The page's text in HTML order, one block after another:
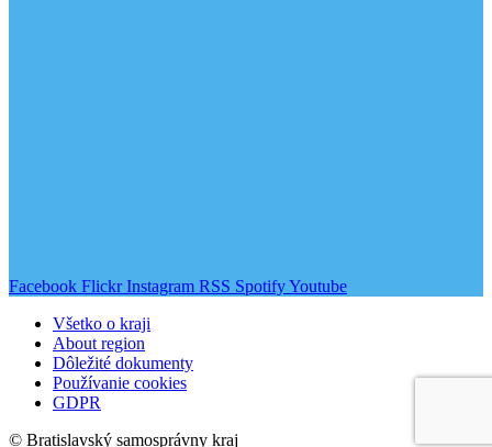
Facebook Flickr Instagram RSS SpotifyYoutube
Všetko o kraji
About region
Dôležité dokumenty
Používanie cookies
GDPR
© Bratislavský samosprávny kraj